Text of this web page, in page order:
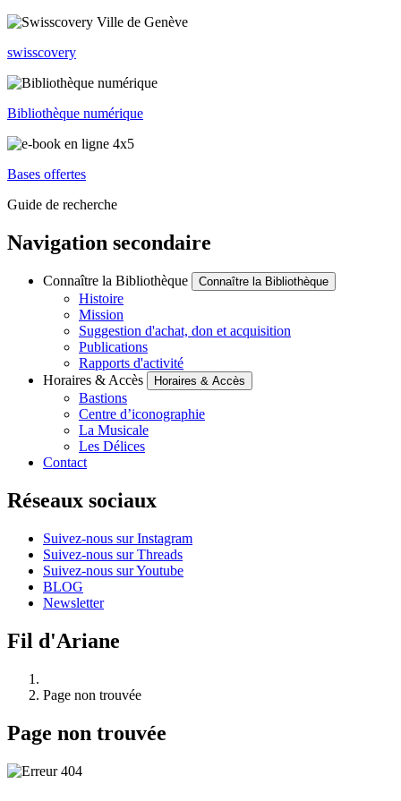
swisscovery
Bibliothèque numérique
Bases offertes
Guide de recherche
Navigation secondaire
Connaître la Bibliothèque Connaître la Bibliothèque
Histoire
Mission
Suggestion d'achat, don et acquisition
Publications
Rapports d'activité
Horaires & Accès
Horaires & Accès
Bastions
Centre d’iconographie
La Musicale
Les Délices
Contact
Réseaux sociaux
Suivez-nous sur Instagram
Suivez-nous sur Threads
Suivez-nous sur Youtube
BLOG
Newsletter
Fil d'Ariane
Page non trouvée
Page non trouvée